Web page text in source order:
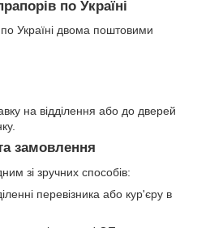
по Україні
Україні двома поштовими
на відділення або до дверей
замовлення
зі зручних способів:
перевізника або кур'єру в